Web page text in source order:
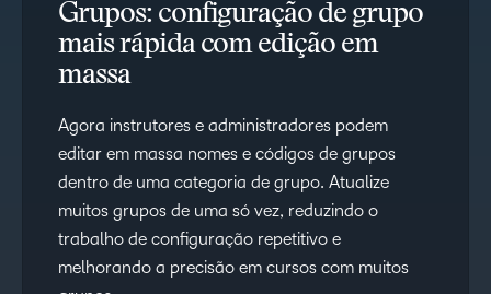
Grupos: configuração de grupo
mais rápida com edição em
massa
Agora instrutores e administradores podem
editar em massa nomes e códigos de grupos
dentro de uma categoria de grupo. Atualize
muitos grupos de uma só vez, reduzindo o
trabalho de configuração repetitivo e
melhorando a precisão em cursos com muitos